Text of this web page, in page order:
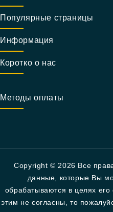
Популярные страницы
Информация
Коротко о нас
Методы оплаты
Copyright © 2026 Все
данные, которые Вы
обрабатываются в целях
этим не согласны, то